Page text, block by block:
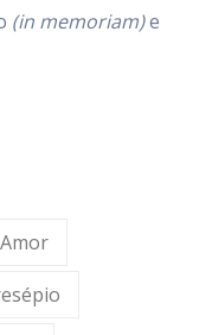
(in memoriam)e